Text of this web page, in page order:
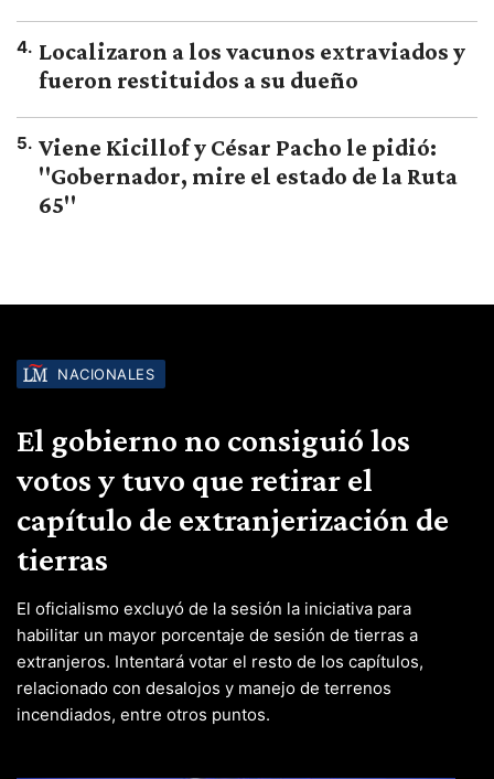
4. Localizaron a los vacunos extraviados y
fueron restituidos a su dueño
5. Viene Kicillof y César Pacho le pidió:
"Gobernador, mire el estado de la Ruta
65"
NACIONALES
El gobierno no consiguió los
votos y tuvo que retirar el
capítulo de extranjerización de
tierras
El oficialismo excluyó de la sesión la iniciativa para
habilitar un mayor porcentaje de sesión de tierras a
extranjeros. Intentará votar el resto de los capítulos,
relacionado con desalojos y manejo de terrenos
incendiados, entre otros puntos.